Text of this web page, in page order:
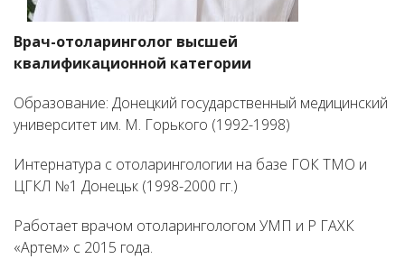
Врач-отоларинголог высшей
квалификационной категории
Образование: Донецкий государственный медицинский
университет им. М. Горького (1992-1998)
Интернатура с отоларингологии на базе ГОК ТМО и
ЦГКЛ №1 Донецьк (1998-2000 гг.)
Работает врачом отоларингологом УМП и Р ГАХК
«Артем» с 2015 года.